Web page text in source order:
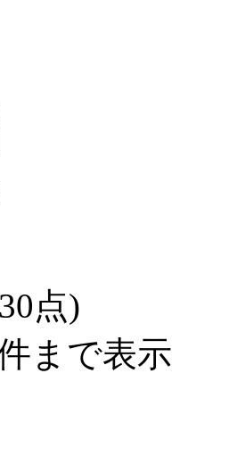
点)
まで表示